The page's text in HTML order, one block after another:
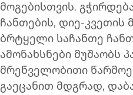
მოგებისთვის.
ჩანთების, დიე-კვეთის
ბრტყელი საჩანთე
ამონახსნები მუშაობს
მრეწველობითი
გაეცანით მდგრად,